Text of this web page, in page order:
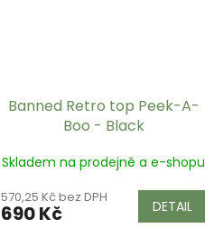
Banned Retro top Peek-A-
Boo - Black
Skladem na prodejně a e-shopu
570,25 Kč bez DPH
690 Kč DETAIL